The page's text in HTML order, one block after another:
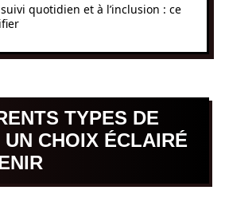
quotidien et à l’inclusion : ce
TYPES DE
CHOIX ÉCLAIRÉ